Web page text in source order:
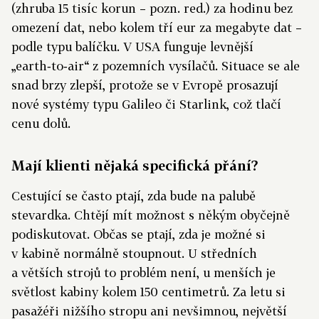
(zhruba 15 tisíc korun – pozn. red.) za hodinu bez
omezení dat, nebo kolem tří eur za megabyte dat –
podle typu balíčku. V USA funguje levnější
„earth‑to‑air“ z pozemních vysílačů. Situace se ale
snad brzy zlepší, protože se v Evropě prosazují
nové systémy typu Galileo či Starlink, což tlačí
cenu dolů.
Mají klienti nějaká specifická přání?
Cestující se často ptají, zda bude na palubě
stevardka. Chtějí mít možnost s někým obyčejně
podiskutovat. Občas se ptají, zda je možné si
v kabině normálně stoupnout. U středních
a větších strojů to problém není, u menších je
světlost kabiny kolem 150 centimetrů. Za letu si
pasažéři nižšího stropu ani nevšimnou, největší